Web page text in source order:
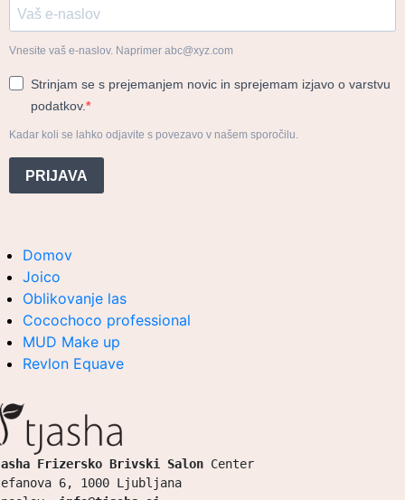
Vnesite vaš e-naslov. Naprimer abc@xyz.com
Strinjam se s prejemanjem novic in sprejemam izjavo o varstvu
podatkov.
Kadar koli se lahko odjavite s povezavo v našem sporočilu.
PRIJAVA
Domov
Joico
Oblikovanje las
Cocochoco professional
MUD Make up
Revlon Equave
Frizersko Brivski Salon Center
6, 1000 Ljubljana